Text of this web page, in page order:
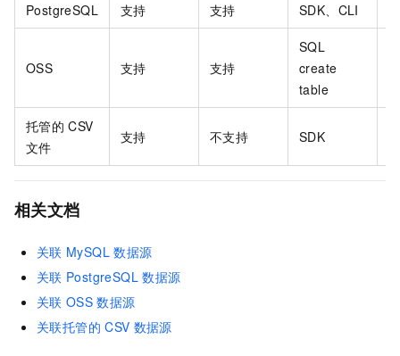
PostgreSQL 支持 支持 SDK、CLI
OSS 支持 支持
SQL
create
table
托管的 CSV
文件
支持 不支持 SDK
相关文档
关联 MySQL 数据源
关联 PostgreSQL 数据源
关联 OSS 数据源
关联托管的 CSV 数据源